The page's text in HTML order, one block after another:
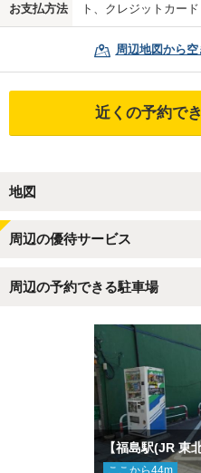
お支払方法
ト、クレジットカード
周辺地図から
近くの予約で
地図
周辺の優待サービス
周辺の予約できる駐車場
ここから44m